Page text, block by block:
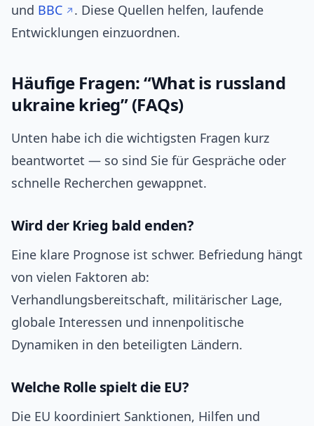
und BBC
. Diese Quellen helfen, laufende
Entwicklungen einzuordnen.
Häufige Fragen: “What is russland
ukraine krieg” (FAQs)
Unten habe ich die wichtigsten Fragen kurz
beantwortet — so sind Sie für Gespräche oder
schnelle Recherchen gewappnet.
Wird der Krieg bald enden?
Eine klare Prognose ist schwer. Befriedung hängt
von vielen Faktoren ab:
Verhandlungsbereitschaft, militärischer Lage,
globale Interessen und innenpolitische
Dynamiken in den beteiligten Ländern.
Welche Rolle spielt die EU?
Die EU koordiniert Sanktionen, Hilfen und